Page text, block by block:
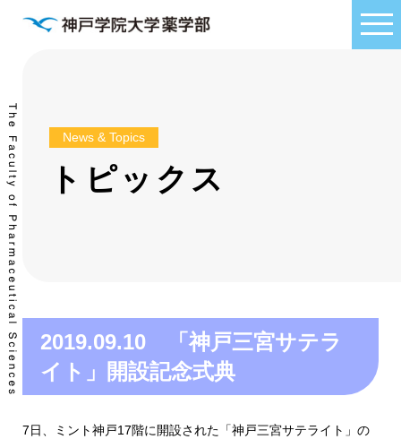
News & Topics
トピックス
2019.09.10 「神戸三宮サテラ
イト」開設記念式典
7日、ミント神戸17階に開設された「神戸三宮サテライト」の